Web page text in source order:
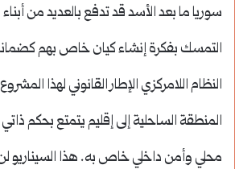
سوريا ما بعد الأسد قد تدفع بالعديد من أبناء
التمسك بفكرة إنشاء كيان خاص بهم
النظام اللامركزي الإطار القانوني لهذا
المنطقة الساحلية إلى إقليم يتمتع بحكم
محلي وأمن داخلي خاص به. هذا